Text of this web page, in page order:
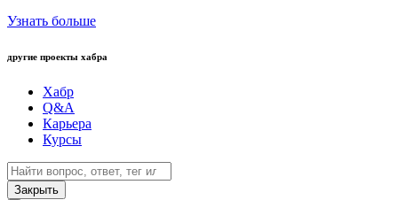
Узнать больше
другие проекты хабра
Хабр
Q&A
Карьера
Курсы
Закрыть